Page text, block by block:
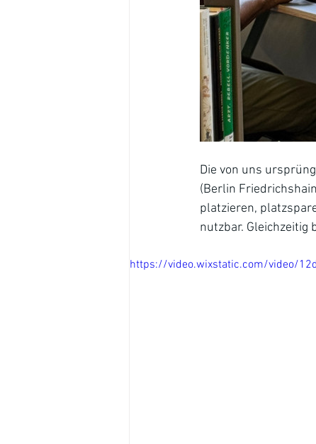
Die von uns
(Berlin
platzieren,
nutzbar. Gleichzeitig
https://video.wixstatic.com/video/